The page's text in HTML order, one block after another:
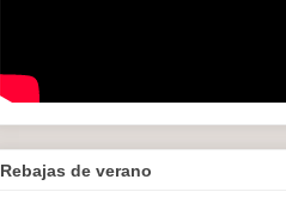
Rebajas de verano